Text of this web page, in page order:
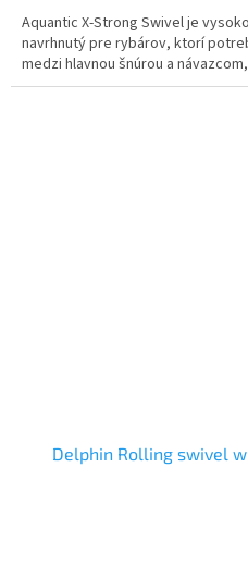
Aquantic X-Strong Swivel je
navrhnutý pre rybárov, ktorí
medzi hlavnou šnúrou a
Delphin Rolling swivel